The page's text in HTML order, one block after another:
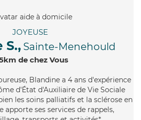
JOYEUSE
S., Sainte-Menehould
de chez Vous
Blandine a 4 ans d'expérience
d'État d'Auxiliaire de Vie Sociale
les soins palliatifs et la sclérose en
apporte ses services de rappels,